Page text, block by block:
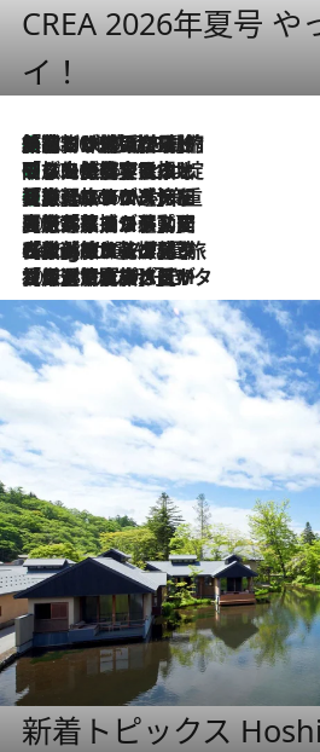
CREA 2026年夏号 や
イ！
2026.8.6
「荷物が増えるほど旅ストレスは増す」美容ジャーナリストがたどり着いた最終結論。“化粧品を劇的に減らす”感動の凝縮美容とは
2026.8.6
「旅先には金髪ウィッグを持参」日本と同じメイクでは損してる!? 美容ジャーナリストが提案する“掟破りの旅美容”とは
2026.8.6
【厳選旅コスメ】「身軽さ＆UV対策重視！」ヘアアーティストshucoが選んだ夏旅ベストコスメを発表【Mサイズジップ】
2026.8.5
【厳選旅コスメ】国内をあちこち移動する河井菜摘が選んだ夏旅ベストコスメ発表！「リラックスアイテムはマスト」【Mサイズジップ】
2026.8.4
【厳選旅コスメ】「紫外線＆乾燥対策しながらメイク感も！」ヘア＆メイクGeorgeが選んだ夏旅ベストコスメを発表！【Mサイズジップ】
2026.8.3
【厳選旅コスメ】「保湿もタイパ重視！」“サウナ好き”タレント清水みさとが愛用する夏旅ベストコスメを発表！【Mサイズジップ】
新着トピックス